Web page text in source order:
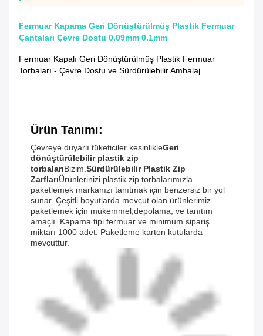
Fermuar Kapama Geri Dönüştürülmüş Plastik Fermuar
Çantaları Çevre Dostu 0.09mm 0.1mm
Fermuar Kapalı Geri Dönüştürülmüş Plastik Fermuar
Torbaları - Çevre Dostu ve Sürdürülebilir Ambalaj
Ürün Tanımı:
Çevreye duyarlı tüketiciler kesinlikleGeri
dönüştürülebilir plastik zip
torbalarıBizim.Sürdürülebilir Plastik Zip
ZarflarıÜrünlerinizi plastik zip torbalarımızla
paketlemek markanızı tanıtmak için benzersiz bir yol
sunar. Çeşitli boyutlarda mevcut olan ürünlerimiz
paketlemek için mükemmel,depolama, ve tanıtım
amaçlı. Kapama tipi fermuar ve minimum sipariş
miktarı 1000 adet. Paketleme karton kutularda
mevcuttur.